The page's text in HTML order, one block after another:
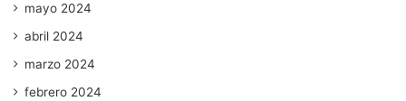
mayo 2024
abril 2024
marzo 2024
febrero 2024